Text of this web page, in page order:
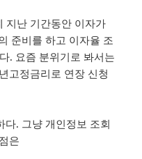
지난 기간동안 이자가
준비를 하고 이자율 조
. 요즘 분위기로 봐서는
고정금리로 연장 신청
다. 그냥 개인정보 조회
은